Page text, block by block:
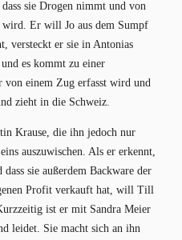
sie Drogen nimmt und von
Er will Jo aus dem Sumpf
versteckt er sie in Antonias
es kommt zu einer
von einem Zug erfasst wird und
zieht in die Schweiz.
Krause, die ihn jedoch nur
auszuwischen. Als er erkennt,
sie außerdem Backware der
Profit verkauft hat, will Till
ist er mit Sandra Meier
leidet. Sie macht sich an ihn